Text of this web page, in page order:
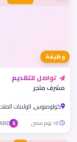
وظيفة
تواصل للتقديم
مشرف متجر
كولومبوس, الولايات
S